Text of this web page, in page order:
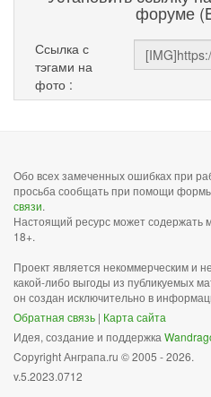
форуме
Ссылка с
тэгами на
фото :
Обо всех замеченных ошибках при
просьба сообщать при помощи
связи.
Настоящий ресурс может содержать
18+.
Проект является некоммерческим и
какой-либо выгоды из публикуемых
он создан исключительно в
Обратная связь | Карта сайта
Идея, создание и поддержка
Copyright Анграпа.ru © 2005 - 2026.
v.5.2023.0712